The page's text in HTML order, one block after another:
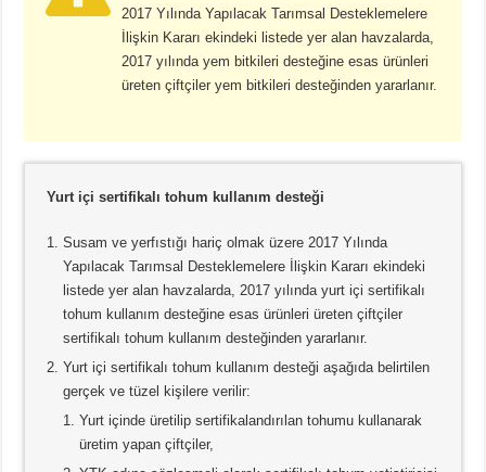
2017 Yılında Yapılacak Tarımsal Desteklemelere
İlişkin Kararı ekindeki listede yer alan havzalarda,
2017 yılında yem bitkileri desteğine esas ürünleri
üreten çiftçiler yem bitkileri desteğinden yararlanır.
Yurt içi sertifikalı tohum kullanım desteği
Susam ve yerfıstığı hariç olmak üzere 2017 Yılında
Yapılacak Tarımsal Desteklemelere İlişkin Kararı ekindeki
listede yer alan havzalarda, 2017 yılında yurt içi sertifikalı
tohum kullanım desteğine esas ürünleri üreten çiftçiler
sertifikalı tohum kullanım desteğinden yararlanır.
Yurt içi sertifikalı tohum kullanım desteği aşağıda belirtilen
gerçek ve tüzel kişilere verilir:
Yurt içinde üretilip sertifikalandırılan tohumu kullanarak
üretim yapan çiftçiler,